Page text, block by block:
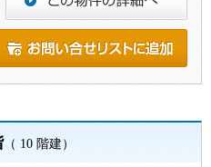
（ 10 階建）